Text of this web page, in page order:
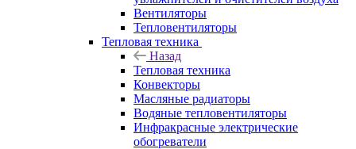
Вентиляторы
Тепловентиляторы
Тепловая техника
Назад
Тепловая техника
Конвекторы
Масляные радиаторы
Водяные тепловентиляторы
Инфракрасные электрические
обогреватели